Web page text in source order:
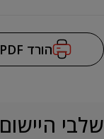
הורד PDF
שלבי היישום